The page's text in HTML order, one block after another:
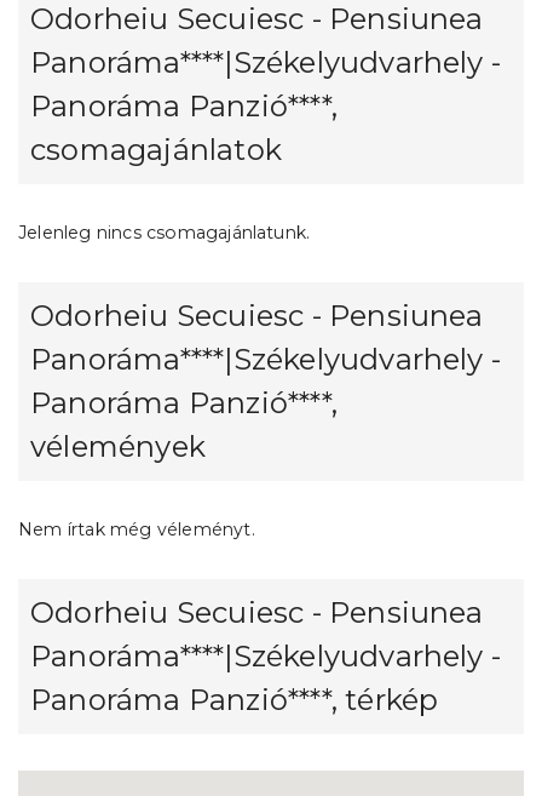
Odorheiu Secuiesc - Pensiunea
Panoráma****|Székelyudvarhely -
Panoráma Panzió****,
csomagajánlatok
Jelenleg nincs csomagajánlatunk.
Odorheiu Secuiesc - Pensiunea
Panoráma****|Székelyudvarhely -
Panoráma Panzió****,
vélemények
Nem írtak még véleményt.
Odorheiu Secuiesc - Pensiunea
Panoráma****|Székelyudvarhely -
Panoráma Panzió****, térkép